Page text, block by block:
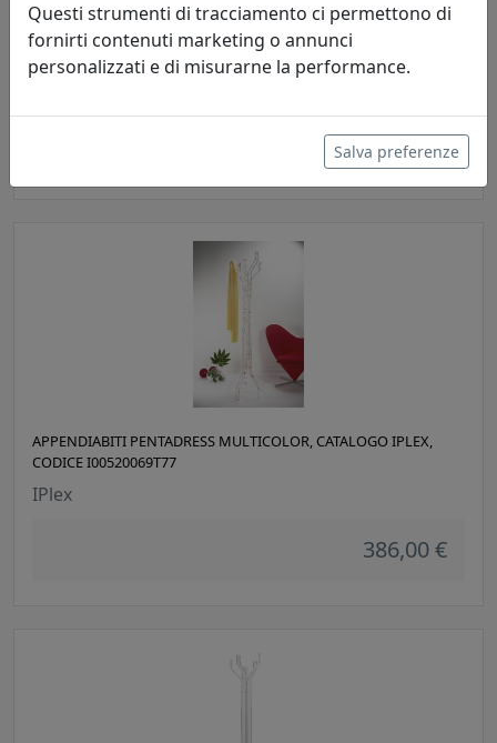
APPENDIABITI PENTADRESS FUMÈ, CATALOGO IPLEX, CODICE
I00520069T74
386,00 €
APPENDIABITI PENTADRESS MULTICOLOR, CATALOGO IPLEX,
CODICE I00520069T77
IPlex
386,00 €
Questi strumenti di tracciamento ci permettono di
fornirti contenuti marketing o annunci
personalizzati e di misurarne la performance.
Salva preferenze